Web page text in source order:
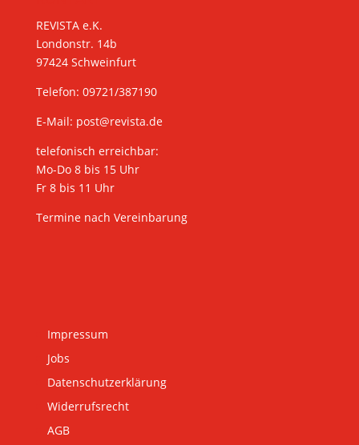
REVISTA e.K.
Londonstr. 14b
97424 Schweinfurt
Telefon: 09721/387190
E-Mail: post@revista.de
telefonisch erreichbar:
Mo-Do 8 bis 15 Uhr
Fr 8 bis 11 Uhr
Termine nach Vereinbarung
Impressum
Jobs
Datenschutzerklärung
Widerrufsrecht
AGB